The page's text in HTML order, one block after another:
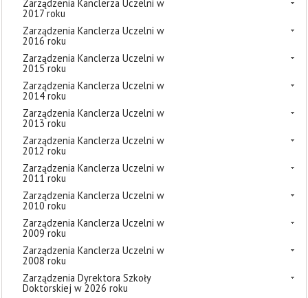
Zarządzenia Kanclerza Uczelni w
2017 roku
Zarządzenia Kanclerza Uczelni w
2016 roku
Zarządzenia Kanclerza Uczelni w
2015 roku
Zarządzenia Kanclerza Uczelni w
2014 roku
Zarządzenia Kanclerza Uczelni w
2013 roku
Zarządzenia Kanclerza Uczelni w
2012 roku
Zarządzenia Kanclerza Uczelni w
2011 roku
Zarządzenia Kanclerza Uczelni w
2010 roku
Zarządzenia Kanclerza Uczelni w
2009 roku
Zarządzenia Kanclerza Uczelni w
2008 roku
Zarządzenia Dyrektora Szkoły
Doktorskiej w 2026 roku